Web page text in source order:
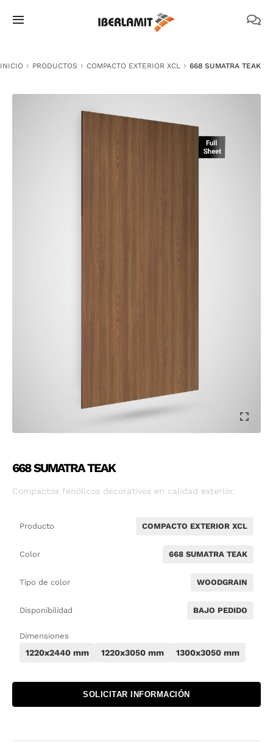
Toggle
NOSOTROS
DOCUMENTACIÓN TÉCNICA
INICIO PRODUCTOS COMPACTO EXTERIOR XCL 668 SUMATRA TEAK
668 SUMATRA TEAK
Compactos fenólicos decorativos en calidad exterior.
Producto COMPACTO EXTERIOR XCL
Color 668 SUMATRA TEAK
Tipo de color WOODGRAIN
Disponibilidad BAJO PEDIDO
Dimensiones
1220x2440 mm 1220x3050 mm 1300x3050 mm
SOLICITAR INFORMACIÓN